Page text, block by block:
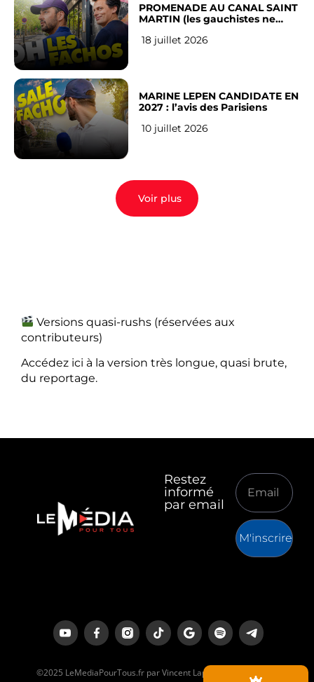
PROMENADE AU CANAL SAINT
MARTIN (les gauchistes ne
18 juillet 2026
MARINE LEPEN CANDIDATE EN
2027 : l’avis des Parisiens
10 juillet 2026
Voir plus
Versions quasi-rushs (réservées aux
contributeurs)
Accédez ici à la version très longue, quasi brute,
du reportage.
Restez
informé
par email
M'inscrire
©2025 LeMediaPourTous.fr par Vincent Lapierre est un média